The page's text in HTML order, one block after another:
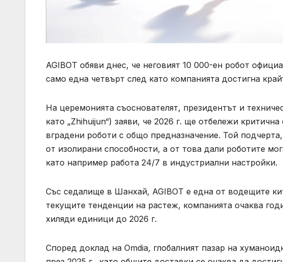
AGIBOT обяви днес, че неговият 10 000-ен робот
само една четвърт след като компанията достигна
На церемонията съоснователят, президентът и
като „Zhihuijun“) заяви, че 2026 г. ще отбележи
вградени роботи с общо предназначение. Той
от изолирани способности, а от това дали роботите
като например работа 24/7 в индустриални настройки.
Със седалище в Шанхай, AGIBOT е една от водещите
текущите тенденции на растеж, компанията очаква
хиляди единици до 2026 г.
Според доклад на Omdia, глобалният пазар на